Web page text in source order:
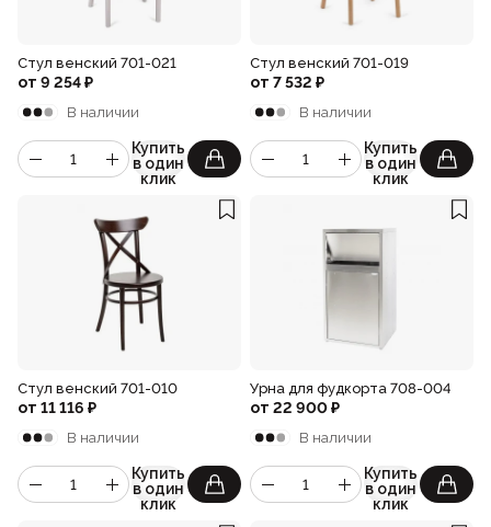
Стул венский 701-021
от 9 254₽
В наличии
Купить
в один
клик
Стул венский 701-019
от 7 532 ₽
В наличии
Купить
в один
клик
Стул венский 701-010
от 11 116 ₽
В наличии
Купить
в один
клик
Урна для фудкорта 708-004
от 22 900₽
В наличии
Купить
в один
клик